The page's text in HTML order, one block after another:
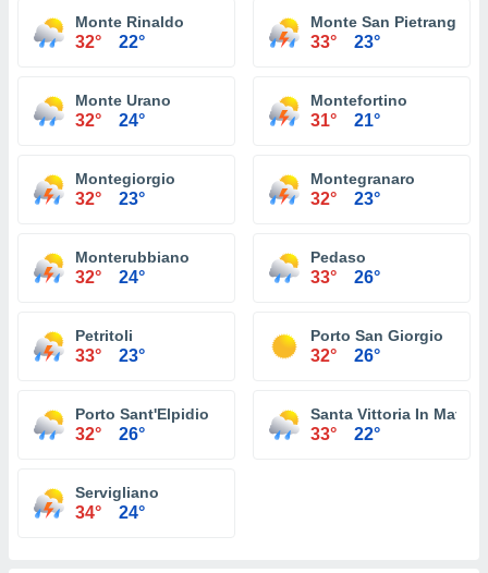
Monte Rinaldo
32° 22°
Monte San Pietrangeli
33° 23°
Monte Urano
32° 24°
Montefortino
31° 21°
Montegiorgio
32° 23°
Montegranaro
32° 23°
Monterubbiano
32° 24°
Pedaso
33° 26°
Petritoli
33° 23°
Porto San Giorgio
32° 26°
Porto Sant'Elpidio
32° 26°
Santa Vittoria In
33° 22°
Servigliano
34° 24°